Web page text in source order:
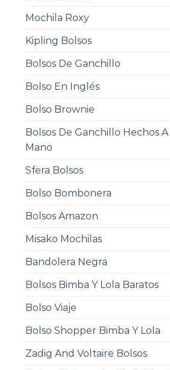
Mochila Roxy
Kipling Bolsos
Bolsos De Ganchillo
Bolso En Inglés
Bolso Brownie
Bolsos De Ganchillo Hechos A
Mano
Sfera Bolsos
Bolso Bombonera
Bolsos Amazon
Misako Mochilas
Bandolera Negra
Bolsos Bimba Y Lola Baratos
Bolso Viaje
Bolso Shopper Bimba Y Lola
Zadig And Voltaire Bolsos